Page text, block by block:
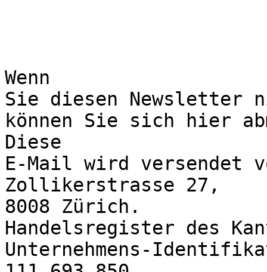
Wenn
Sie diesen Newsletter
können Sie sich hier
Diese
E-Mail wird versendet
Zollikerstrasse 27,
8008 Zürich.
Handelsregister des
Unternehmens-